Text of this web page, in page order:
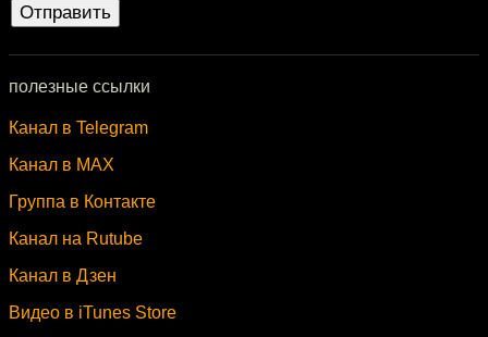
полезные ссылки
Канал в Telegram
Канал в MAX
Группа в Контакте
Канал на Rutube
Канал в Дзен
Видео в iTunes Store